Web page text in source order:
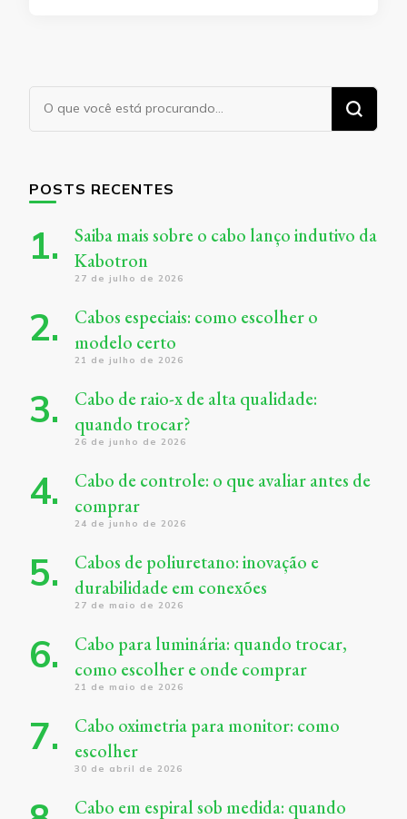
Procurando
algo?
POSTS RECENTES
Saiba mais sobre o cabo lanço indutivo da
Kabotron
27 de julho de 2026
Cabos especiais: como escolher o
modelo certo
21 de julho de 2026
Cabo de raio-x de alta qualidade:
quando trocar?
26 de junho de 2026
Cabo de controle: o que avaliar antes de
comprar
24 de junho de 2026
Cabos de poliuretano: inovação e
durabilidade em conexões
27 de maio de 2026
Cabo para luminária: quando trocar,
como escolher e onde comprar
21 de maio de 2026
Cabo oximetria para monitor: como
escolher
30 de abril de 2026
Cabo em espiral sob medida: quando